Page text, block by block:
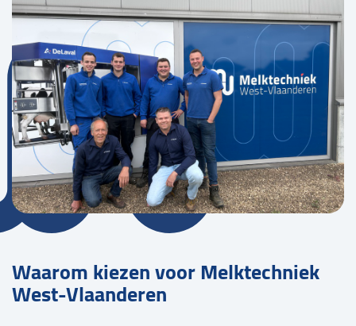
Waarom kiezen voor Melktechniek
West-Vlaanderen